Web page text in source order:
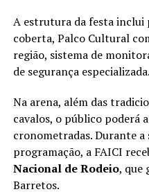
A estrutura da festa inclui
coberta, Palco Cultural
região, sistema de
de segurança especializada.
Na arena, além das
cavalos, o público poderá
cronometradas. Durante a
programação, a FAICI
Nacional de Rodeio, que
Barretos.